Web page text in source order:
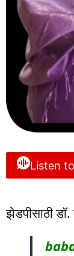
Listen
झेडपीसाठी